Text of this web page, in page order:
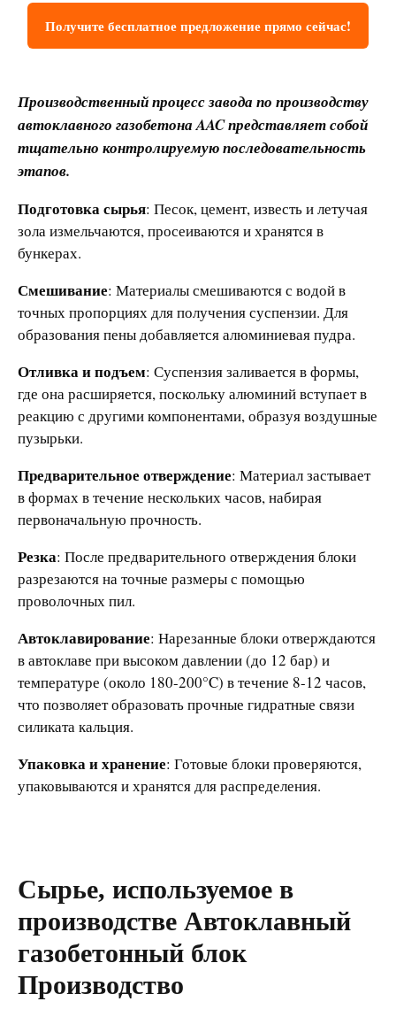
Получите бесплатное предложение прямо сейчас!
Производственный процесс завода по производству
автоклавного газобетона AAC представляет собой
тщательно контролируемую последовательность
этапов.
Подготовка сырья: Песок, цемент, известь и летучая
зола измельчаются, просеиваются и хранятся в
бункерах.
Смешивание: Материалы смешиваются с водой в
точных пропорциях для получения суспензии. Для
образования пены добавляется алюминиевая пудра.
Отливка и подъем: Суспензия заливается в формы,
где она расширяется, поскольку алюминий вступает в
реакцию с другими компонентами, образуя воздушные
пузырьки.
Предварительное отверждение: Материал застывает
в формах в течение нескольких часов, набирая
первоначальную прочность.
Резка: После предварительного отверждения блоки
разрезаются на точные размеры с помощью
проволочных пил.
Автоклавирование: Нарезанные блоки отверждаются
в автоклаве при высоком давлении (до 12 бар) и
температуре (около 180-200°C) в течение 8-12 часов,
что позволяет образовать прочные гидратные связи
силиката кальция.
Упаковка и хранение: Готовые блоки проверяются,
упаковываются и хранятся для распределения.
Сырье, используемое в
производстве Автоклавный
газобетонный блок
Производство